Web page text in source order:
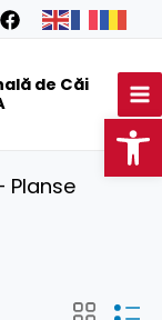
de Căi
Planse